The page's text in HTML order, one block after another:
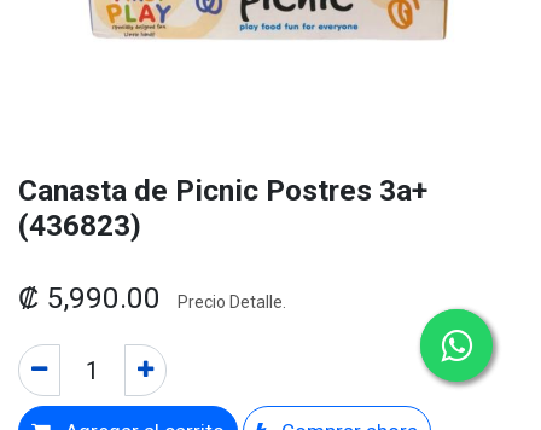
Canasta de Picnic Postres 3a+
(436823)
₡ 5,990.00 Precio Detalle.